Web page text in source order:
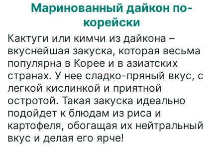
Маринованный дайкон по-
корейски
Кактуги или кимчи из дайкона –
вкуснейшая закуска, которая весьма
популярна в Корее и в азиатских
странах. У нее сладко-пряный вкус, с
легкой кислинкой и приятной
остротой. Такая закуска идеально
подойдет к блюдам из риса и
картофеля, обогащая их нейтральный
вкус и делая его ярче!